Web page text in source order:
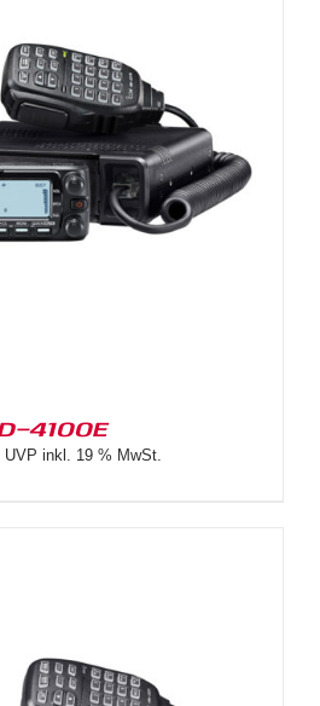
4100E
UVP inkl. 19 % MwSt.